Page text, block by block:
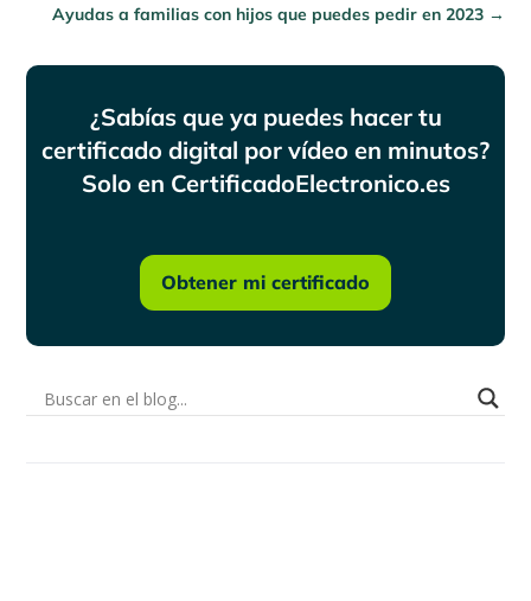
Ayudas a familias con hijos que puedes pedir en 2023→
¿Sabías que ya puedes hacer tu
certificado digital por vídeo en minutos?
Solo en CertificadoElectronico.es
Obtener mi certificado